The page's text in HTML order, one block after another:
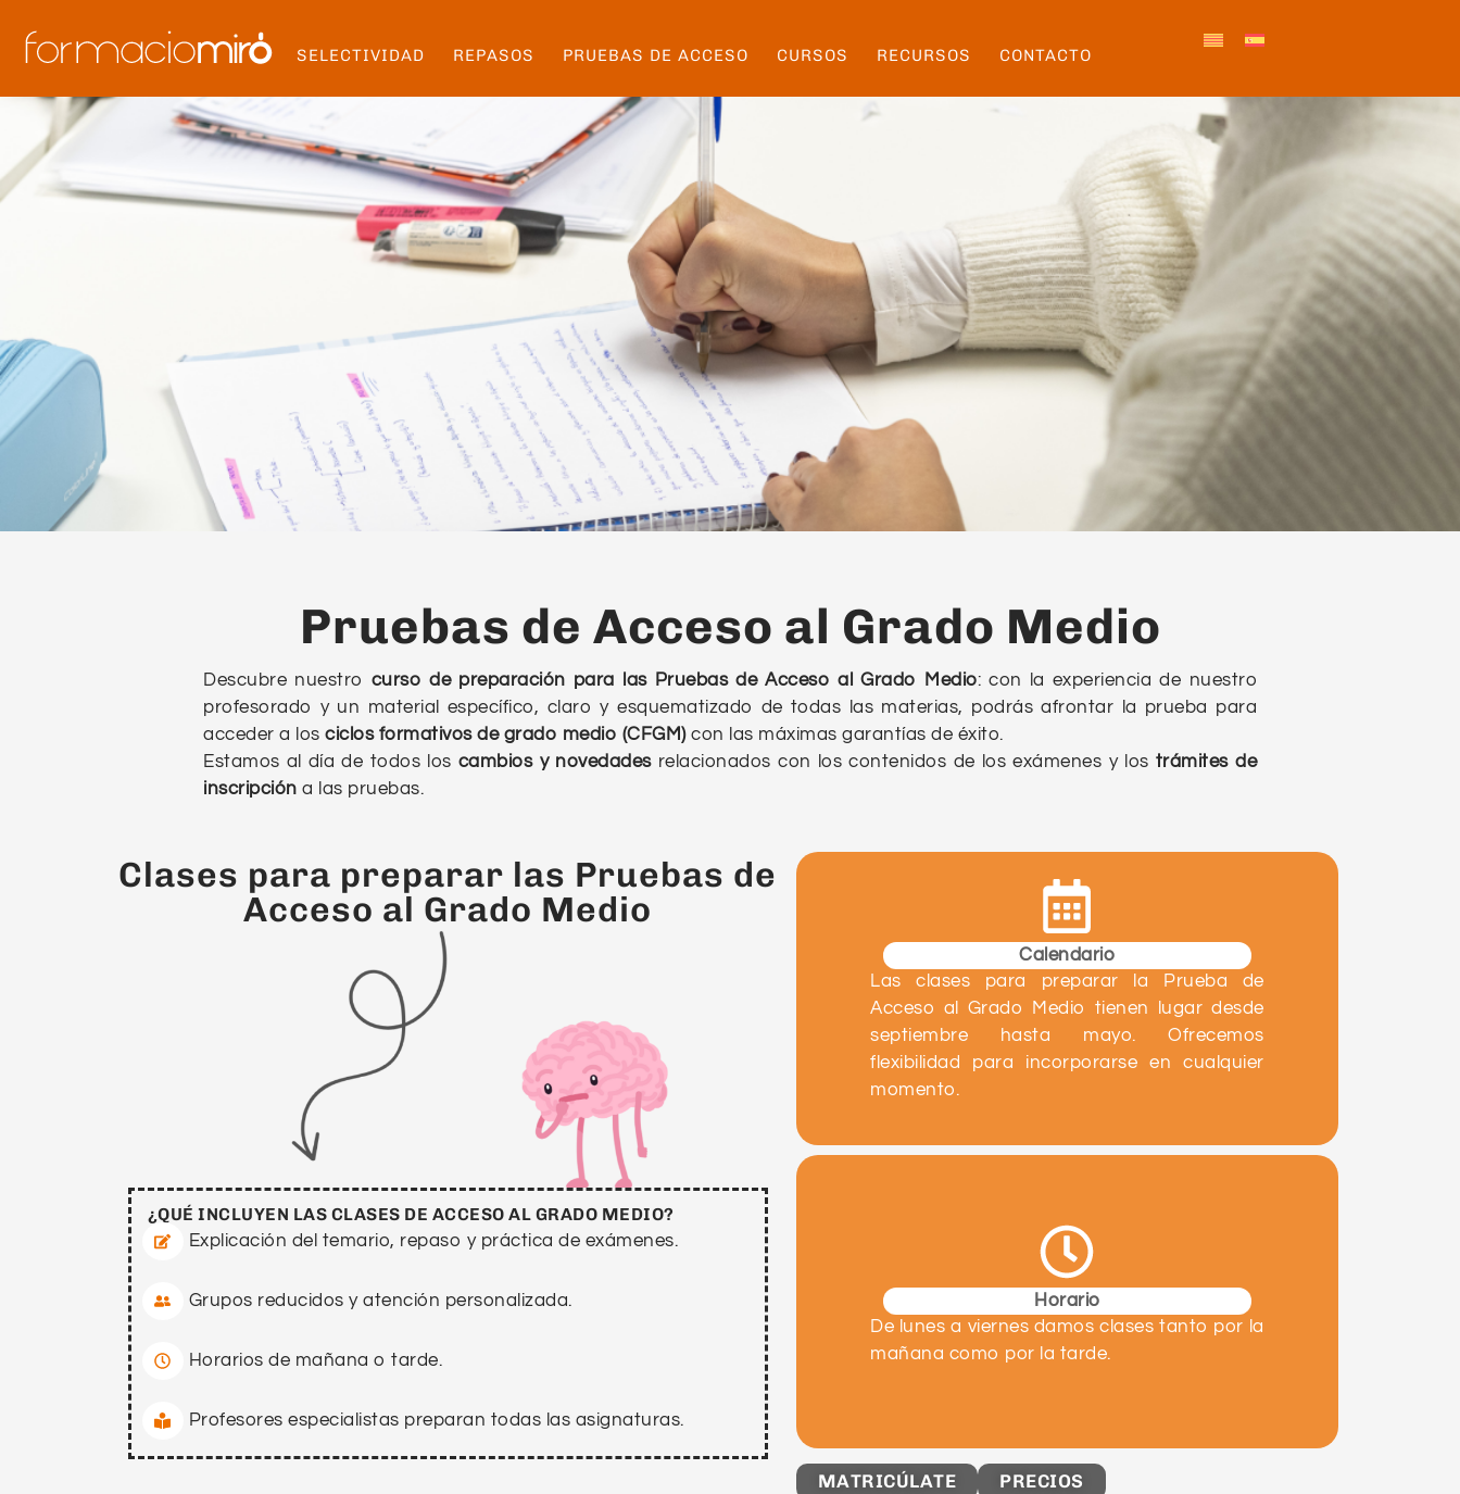
SELECTIVIDAD REPASOS PRUEBAS DE ACCESO CURSOS RECURSOS CONTACTO
Pruebas de Acceso al Grado Medio
Descubre nuestro curso de preparación para las Pruebas de Acceso al Grado Medio: con la experiencia de nuestro
profesorado y un material específico, claro y esquematizado de todas las materias, podrás afrontar la prueba para
acceder a los ciclos formativos de grado medio (CFGM)con las máximas garantías de éxito.
Estamos al día de todos los cambios y novedadesrelacionados con los contenidos de los exámenes y los trámites de
inscripción a las pruebas.
Clases para preparar las Pruebas de
Acceso al Grado Medio
¿QUÉ INCLUYEN LAS CLASES DE ACCESO AL GRADO MEDIO?
Explicación del temario, repaso y práctica de exámenes.
Grupos reducidos y atención personalizada.
Horarios de mañana o tarde.
Profesores especialistas preparan todas las asignaturas.
Calendario
Las clases para preparar la Prueba de
Acceso al Grado Medio tienen lugar desde
septiembre hasta mayo. Ofrecemos
flexibilidad para incorporarse en cualquier
momento.
Horario
De lunes a viernes damos clases tanto por la
mañana como por la tarde.
MATRICÚLATE PRECIOS